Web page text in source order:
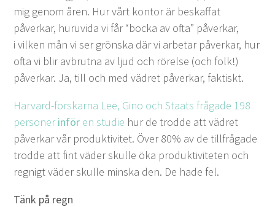
mig genom åren. Hur vårt kon­tor är beskaf­fat
påverkar, huru­vi­da vi får“boc­ka av ofta” påverkar,
i vilken mån vi ser grön­s­ka där vi arbe­tar påverkar, hur
ofta vi blir avbrut­na av ljud och rörelse (och folk!)
påverkar. Ja, till och med vädret påverkar, faktiskt.
Har­vard-forskar­na Lee, Gino och Staats frå­gade 198
per­son­erinför en studie hur de trodde att vädret
påverkar vår pro­duk­tivitet. Över80% av de till­frå­gade
trodde att fint väder skulle öka pro­duk­tiviteten och
reg­nigt väder skulle min­s­ka den. De hade fel.
Tänk på regn